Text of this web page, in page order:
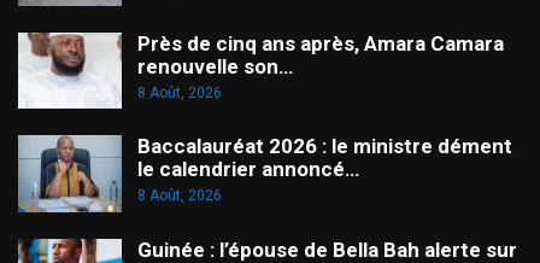
Près de cinq ans après, Amara Camara
renouvelle son…
8 Août, 2026
Baccalauréat 2026 : le ministre dément
le calendrier annoncé…
8 Août, 2026
Guinée : l’épouse de Bella Bah alerte sur